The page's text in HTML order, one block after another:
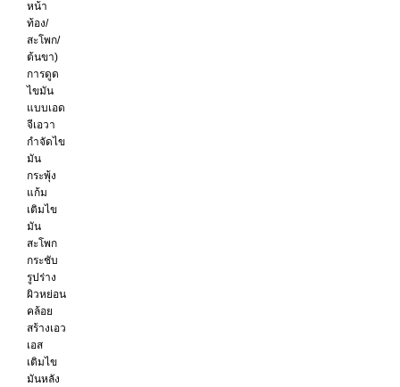
หน้า
ท้อง/
สะโพก/
ต้นขา)
การดูด
ไขมัน
แบบเอด
จีเอวา
กำจัดไข
มัน
กระพุ้ง
แก้ม
เติมไข
มัน
สะโพก
กระชับ
รูปร่าง
ผิวหย่อน
คล้อย
สร้างเอว
เอส
เติมไข
มันหลัง